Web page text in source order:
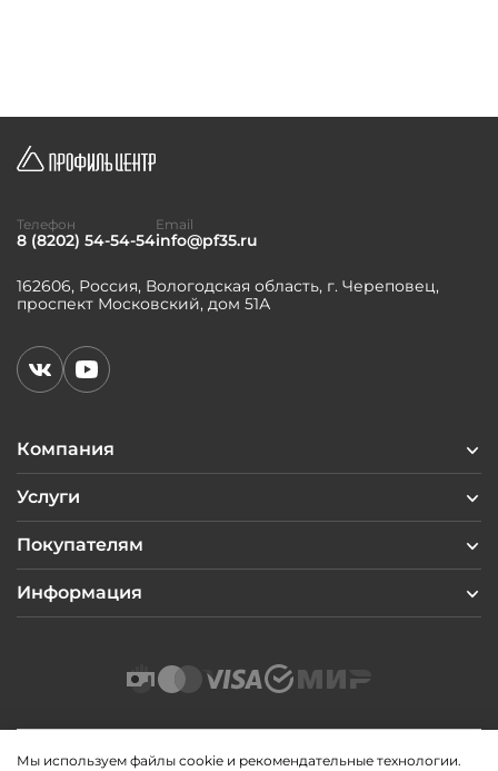
Компания
Услуги
Покупателям
Информация
162606, Россия, Вологодская область, г. Череповец,
проспект Московский, дом 51А
Телефон
8 (8202) 54-54-54
Email
info@pf35.ru
Мы используем файлы cookie и рекомендательные технологии.